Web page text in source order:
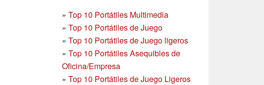
» Top 10 Portátiles Multimedia
» Top 10 Portátiles de Juego
» Top 10 Portátiles de Juego ligeros
» Top 10 Portátiles Asequibles de
Oficina/Empresa
» Top 10 Portátiles de Juego Ligeros